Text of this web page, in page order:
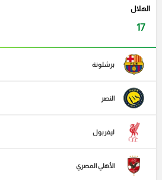
الهلال
17
برشلونة
النصر
ليفربول
الأهلي المصري